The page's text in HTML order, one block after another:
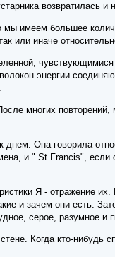
возвратилась и
мы имеем большее
или иначе
энергии
многих повторений,
Она говорила
и " St.Francis", если
Я - отражение
и зачем они есть.
серое, разумное и
Когда кто-нибудь